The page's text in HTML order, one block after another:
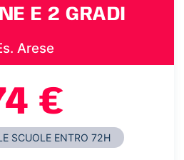
E 2 GRADI
Arese
€
SCUOLE ENTRO 72H